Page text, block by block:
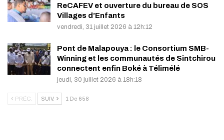
ReCAFEV et ouverture du bureau de SOS
Villages d’Enfants
vendredi, 31 juillet 2026 à 12h:12
Pont de Malapouya : le Consortium SMB-
Winning et les communautés de Sintchirou
connectent enfin Boké à Télimélé
jeudi, 30 juillet 2026 à 18h:18
PRÉC. SUIV. 1 De 658